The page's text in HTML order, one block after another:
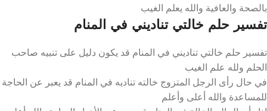
بالصحة والعافية والله يعلم الغيب
تفسير حلم خالتي تناديني في المنام
تفسير حلم خالتي تناديني في المنام قد يكون دليل على تنبيه صاحب
الحلم ولله علم الغيب
في حال رأى الرجل المتزوج خالته تناديه في المنام قد يعبر عن الحاجة
للمساعدة والله أعلى وأعلم